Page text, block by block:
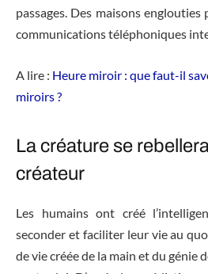
passages. Des maisons englouties
communications téléphoniques
A lire : Heure miroir : que faut-il
miroirs ?
La créature se
créateur
Les humains ont créé
seconder et faciliter leur vie au
de vie créée de la main et du génie